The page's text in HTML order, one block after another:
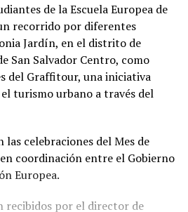
de la Escuela Europea de
recorrido por diferentes
Jardín, en el distrito de
San Salvador Centro, como
del Graffitour, una iniciativa
turismo urbano a través del
las celebraciones del Mes de
coordinación entre el Gobierno
Europea.
recibidos por el director de